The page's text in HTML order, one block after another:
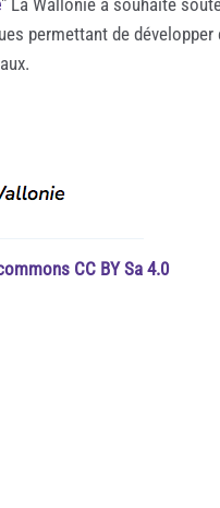
" La Wallonie a souhaité
permettant de développer
CC BY Sa 4.0